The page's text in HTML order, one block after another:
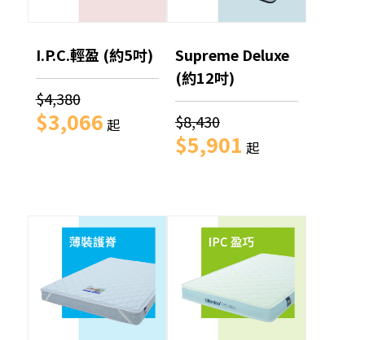
I.P.C.輕盈 (約5吋)
$4,380
$3,066 起
Supreme Deluxe
(約12吋)
$8,430
$5,901 起